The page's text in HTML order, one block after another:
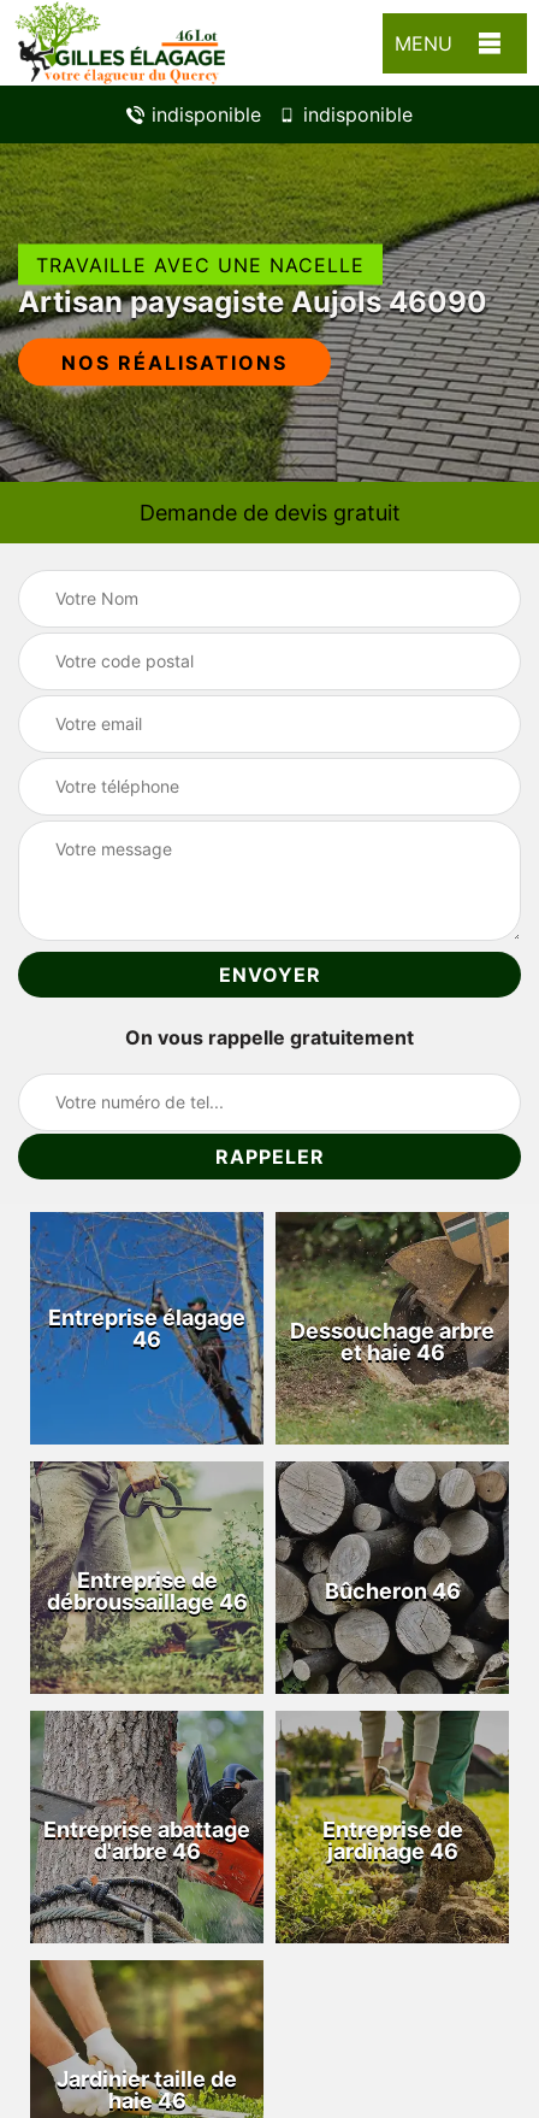
MENU
indisponible indisponible
TRAVAILLE AVEC UNE NACELLE
Artisan paysagiste Aujols 46090
NOS RÉALISATIONS
Demande de devis gratuit
On vous rappelle gratuitement
Entreprise élagage
46
Dessouchage arbre
et haie 46
Entreprise de
débroussaillage 46
Bûcheron 46
Entreprise abattage
d'arbre 46
Entreprise de
jardinage 46
Jardinier taille de
haie 46